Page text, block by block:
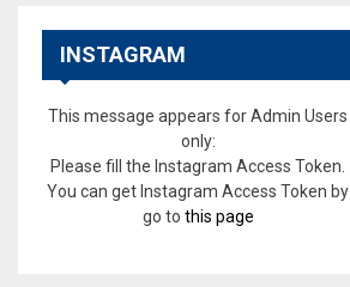
INSTAGRAM
This message appears for Admin Users
only:
Please fill the Instagram Access Token.
You can get Instagram Access Token by
go to this page